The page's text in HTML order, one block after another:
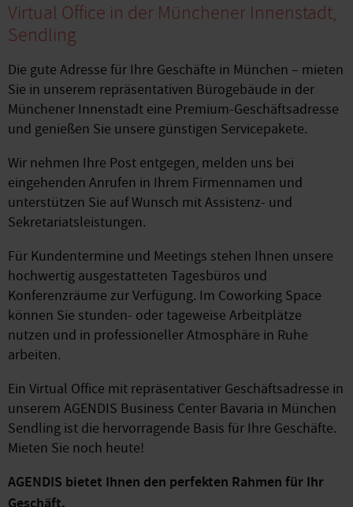
Virtual Office in der Münchener Innenstadt,
Sendling
Die gute Adresse für Ihre Geschäfte in München – mieten
Sie in unserem repräsentativen Bürogebäude in der
Münchener Innenstadt eine Premium-Geschäftsadresse
und genießen Sie unsere günstigen Servicepakete.
Wir nehmen Ihre Post entgegen, melden uns bei
eingehenden Anrufen in Ihrem Firmennamen und
unterstützen Sie auf Wunsch mit Assistenz- und
Sekretariatsleistungen.
Für Kundentermine und Meetings stehen Ihnen unsere
hochwertig ausgestatteten Tagesbüros und
Konferenzräume zur Verfügung. Im Coworking Space
können Sie stunden- oder tageweise Arbeitplätze
nutzen und in professioneller Atmosphäre in Ruhe
arbeiten.
Ein Virtual Office mit repräsentativer Geschäftsadresse in
unserem AGENDIS Business Center Bavaria in München
Sendling ist die hervorragende Basis für Ihre Geschäfte.
Mieten Sie noch heute!
AGENDIS bietet Ihnen den perfekten Rahmen für Ihr